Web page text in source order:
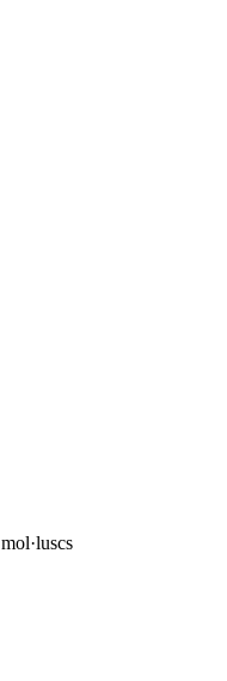
mol·luscs